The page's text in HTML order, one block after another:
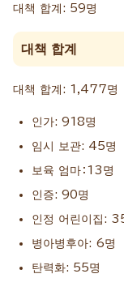
대책 합계: 59명
대책 합계
대책 합계: 1,477명
인가: 918명
임시 보관: 45명
보육 엄마：13명
인증: 90명
인정 어린이집:
병아병후아: 6명
탄력화: 55명